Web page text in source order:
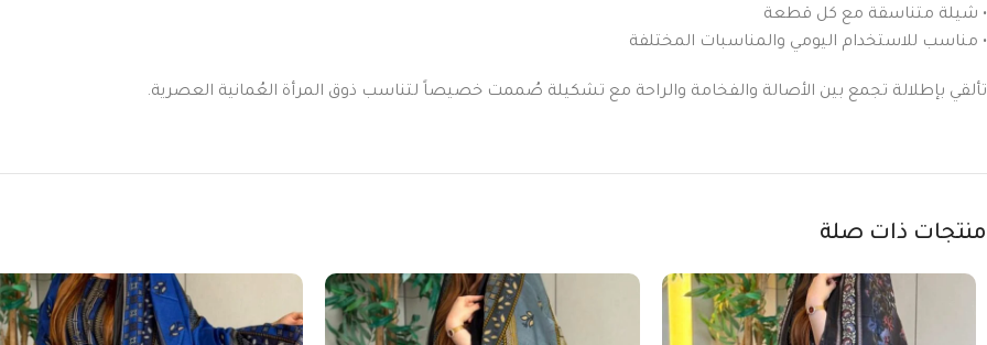
• شيلة متناسقة مع كل قطعة
• مناسب للاستخدام اليومي والمناسبات المختلفة
تألقي بإطلالة تجمع بين الأصالة والفخامة والراحة مع تشكيلة صُممت خصيصاً لتناسب ذوق المرأة العُمانية العصرية.
منتجات ذات صلة